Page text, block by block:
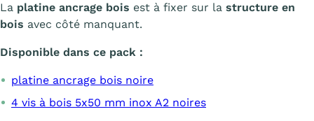
La platine ancrage bois est à fixer sur la structure en
bois avec côté manquant.
Disponible dans ce pack :
platine ancrage bois noire
4 vis à bois 5x50 mm inox A2 noires